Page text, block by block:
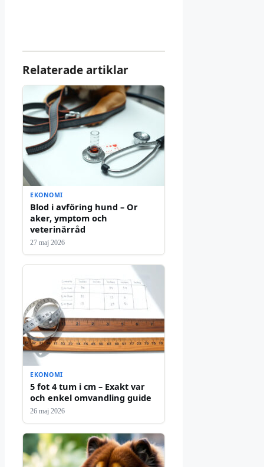
Relaterade artiklar
EKONOMI
Blod i avföring hund – Or
aker, ymptom och
veterinärråd
27 maj 2026
EKONOMI
5 fot 4 tum i cm – Exakt var
och enkel omvandling guide
26 maj 2026